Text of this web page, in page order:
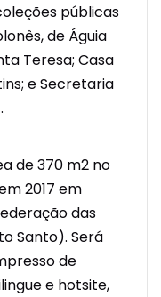
públicas
de Águia
Teresa; Casa
e Secretaria
de 370 m2 no
2017 em
das
Santo). Será
de
e hotsite,